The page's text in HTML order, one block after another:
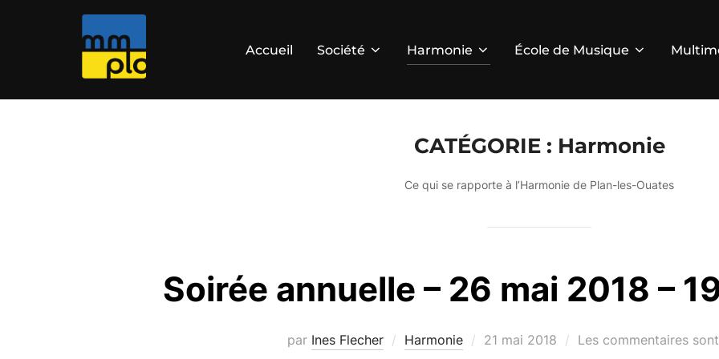
Accueil Société Harmonie École de Musique
CATÉGORIE : Harmonie
Ce qui se rapporte à l’Harmonie de Plan-les-Ouates
Soirée annuelle – 26 mai 2018 –
par Ines Flecher Harmonie
Publié
21 mai 2018 Les commentaires